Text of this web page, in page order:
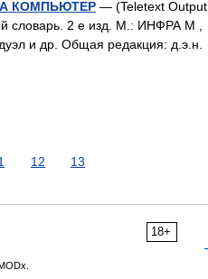
КОМПЬЮТЕР — (Teletext Output
словарь. 2 е изд. М.: ИНФРА М ,
и др. Общая редакция: д.э.н.
12 13
18+